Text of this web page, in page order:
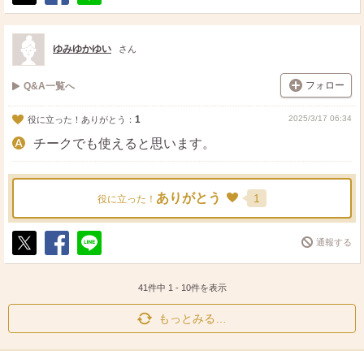
ポ
ス
ト
シ
ェ
送
る
ゆみゆかゆい さん
Q&A一覧へ フォロー
役に立った！ありがとう： 1 2025/3/17 06:34
チークでも使えると思います。
役に立った！ ありがとう 1
ポ
シ
送
通報する
41件中 1 - 10件を表示
もっとみる…